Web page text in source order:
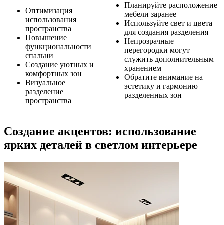
Оптимизация
использования
пространства
Повышение
функциональности
спальни
Создание уютных и
комфортных зон
Визуальное
разделение
пространства
Планируйте расположение
мебели заранее
Используйте свет и цвета
для создания разделения
Непрозрачные
перегородки могут
служить дополнительным
хранением
Обратите внимание на
эстетику и гармонию
разделенных зон
Создание акцентов: использование
ярких деталей в светлом интерьере